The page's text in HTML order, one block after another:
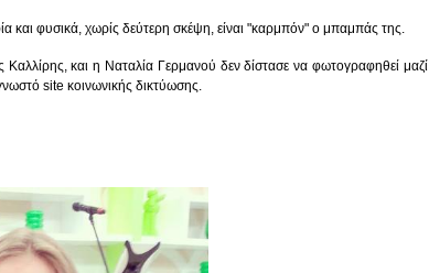
φυσικά, χωρίς δεύτερη σκέψη, είναι "καρμπόν" ο μπαμπάς της.
και η Ναταλία Γερμανού δεν δίστασε να φωτογραφηθεί μαζί
site κοινωνικής δικτύωσης.